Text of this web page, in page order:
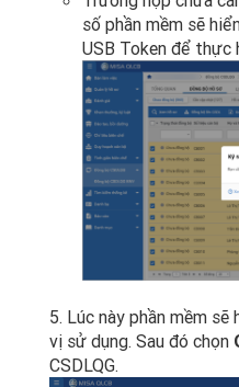
số phần mềm sẽ
USB Token để thực
5. Lúc này phần mềm
vị sử dụng. Sau đó chọn
CSDLQG.